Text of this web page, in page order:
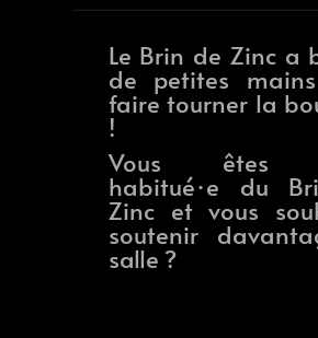
Le Brin de Zinc a
de petites
faire tourner la
!
Vous êtes
habitué·e du
Zinc et vous
soutenir
salle ?